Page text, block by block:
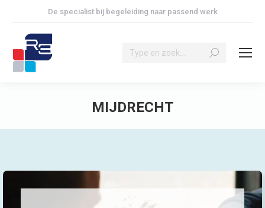
De specialist bij begeleiding naar passend werk
Search:
MIJDRECHT